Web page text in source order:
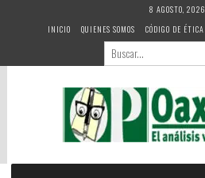
8 AGOSTO, 2026
INICIO
QUIENES SOMOS CÓDIGO DE ÉTICA